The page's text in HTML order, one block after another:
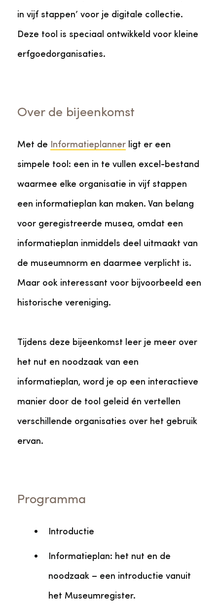
in vijf stappen’ voor je digitale collectie.
Deze tool is speciaal ontwikkeld voor kleine
erfgoedorganisaties.
Over de bijeenkomst
Met de Informatieplanner ligt er een
simpele tool: een in te vullen excel-bestand
waarmee elke organisatie in vijf stappen
een informatieplan kan maken. Van belang
voor geregistreerde musea, omdat een
informatieplan inmiddels deel uitmaakt van
de museumnorm en daarmee verplicht is.
Maar ook interessant voor bijvoorbeeld een
historische vereniging.
Tijdens deze bijeenkomst leer je meer over
het nut en noodzaak van een
informatieplan, word je op een interactieve
manier door de tool geleid én vertellen
verschillende organisaties over het gebruik
ervan.
Programma
Introductie
Informatieplan: het nut en de
noodzaak – een introductie vanuit
het Museumregister.